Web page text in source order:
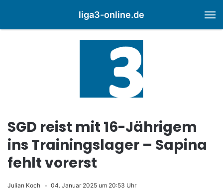
liga3-online.de
SGD reist mit 16-Jährigem
ins Trainingslager – Sapina
fehlt vorerst
Julian Koch 04. Januar 2025 um 20:53 Uhr